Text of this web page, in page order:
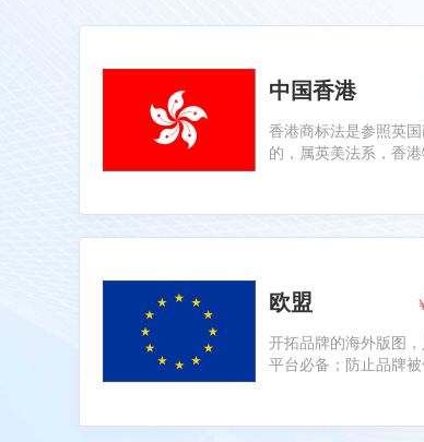
中国香港
香港商标法是参照英
的，属英美法系，香
欧盟
开拓品牌的海外版图
平台必备；防止品牌